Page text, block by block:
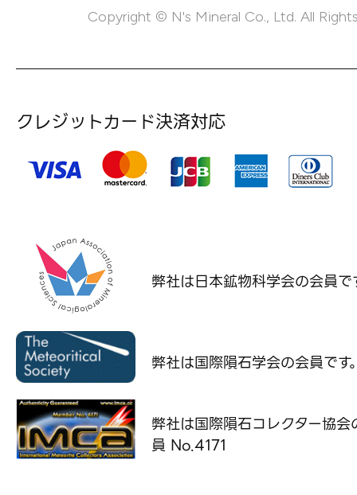
Copyright © N's Mineral Co., Ltd. All
クレジットカード決済対応
弊社は日本鉱物科学会の会員で
弊社は国際隕石学会の会員です
弊社は国際隕石コレクター協会
員 No.4171